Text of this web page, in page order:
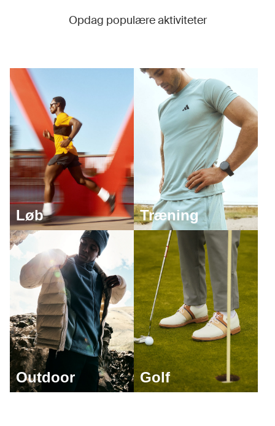
Opdag populære aktiviteter
Løb Træning
Outdoor Golf